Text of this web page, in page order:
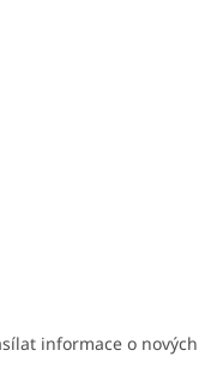
informace o nových